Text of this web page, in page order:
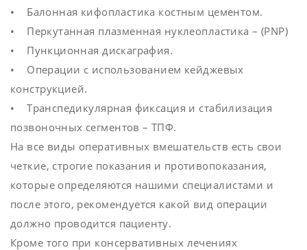
• Балонная кифопластика костным цементом.
• Перкутанная плазменная нуклеопластика – (PNP)
• Пункционная дискаграфия.
• Операции с использованием кейджевых
конструкцией.
• Транспедикулярная фиксация и стабилизация
позвоночных сегментов – ТПФ.
На все виды оперативных вмешательств есть свои
четкие, строгие показания и противопоказания,
которые определяются нашими специалистами и
после этого, рекомендуется какой вид операции
должно проводится пациенту.
Кроме того при консервативных лечениях